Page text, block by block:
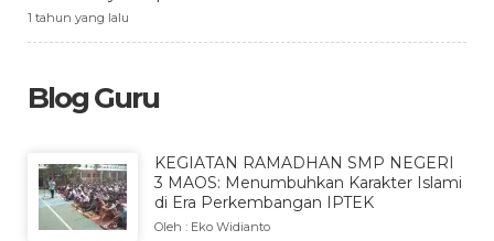
1 tahun yang lalu
Blog Guru
KEGIATAN RAMADHAN SMP NEGERI
3 MAOS: Menumbuhkan Karakter Islami
di Era Perkembangan IPTEK
Oleh : Eko Widianto